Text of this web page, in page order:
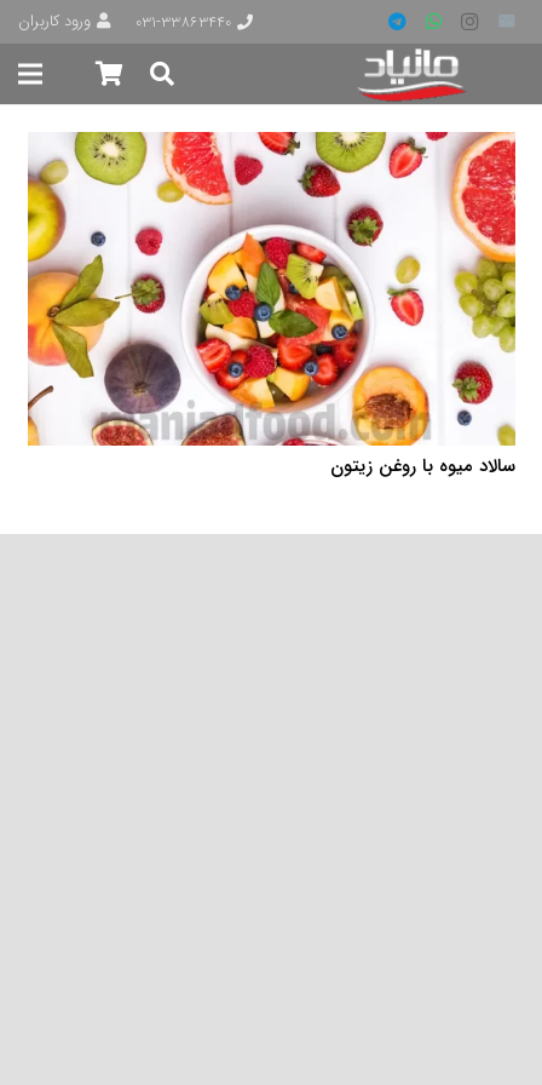
۰۳۱-۳۳۸۶۳۴۴۰ ورود کاربران
سالاد میوه با روغن زیتون